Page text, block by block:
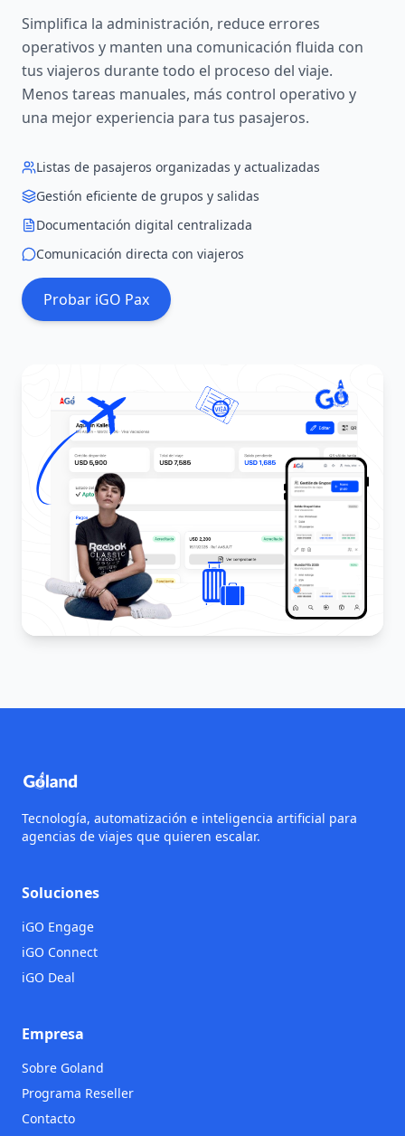
Simplifica la administración, reduce errores
operativos y manten una comunicación fluida con
tus viajeros durante todo el proceso del viaje.
Menos tareas manuales, más control operativo y
una mejor experiencia para tus pasajeros.
Listas de pasajeros organizadas y actualizadas
Gestión eficiente de grupos y salidas
Documentación digital centralizada
Comunicación directa con viajeros
Probar iGO Pax
Tecnología, automatización e inteligencia artificial para
agencias de viajes que quieren escalar.
Soluciones
iGO Engage
iGO Connect
iGO Deal
Empresa
Sobre Goland
Programa Reseller
Contacto